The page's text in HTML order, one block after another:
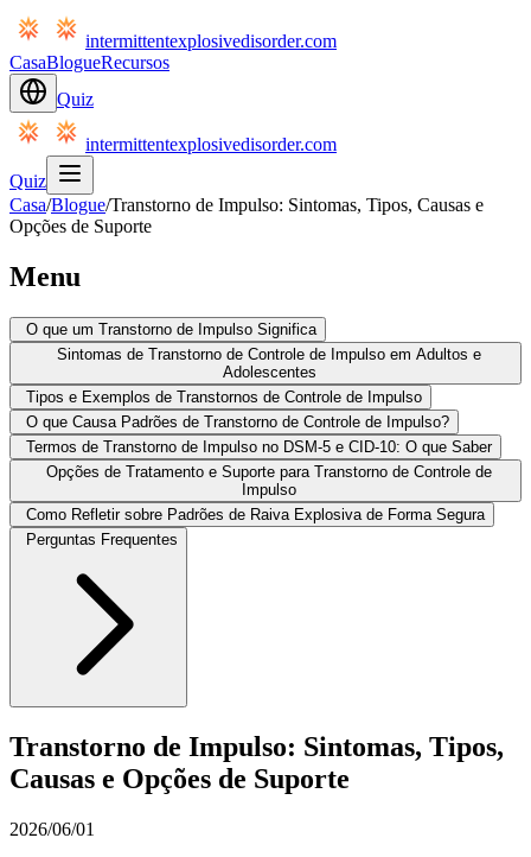
intermittentexplosivedisorder.com
CasaBlogueRecursos
Quiz
intermittentexplosivedisorder.com
Quiz
Casa/Blogue/Transtorno de Impulso: Sintomas, Tipos, Causas e
Opções de Suporte
Menu
O que um Transtorno de Impulso Significa
Sintomas de Transtorno de Controle de Impulso em Adultos e
Adolescentes
Tipos e Exemplos de Transtornos de Controle de Impulso
O que Causa Padrões de Transtorno de Controle de Impulso?
Termos de Transtorno de Impulso no DSM-5 e CID-10: O que Saber
Opções de Tratamento e Suporte para Transtorno de Controle de
Impulso
Como Refletir sobre Padrões de Raiva Explosiva de Forma Segura
Perguntas Frequentes
Transtorno de Impulso: Sintomas, Tipos,
Causas e Opções de Suporte
2026/06/01